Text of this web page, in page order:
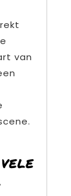
van